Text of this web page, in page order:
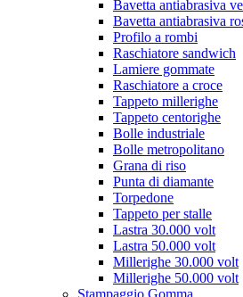
Bavetta antiabrasiva
Bavetta antiabrasiva
Profilo a rombi
Raschiatore sandwich
Lamiere gommate
Raschiatore a croce
Tappeto millerighe
Tappeto centorighe
Bolle industriale
Bolle metropolitano
Grana di riso
Punta di diamante
Torpedone
Tappeto per stalle
Lastra 30.000 volt
Lastra 50.000 volt
Millerighe 30.000 volt
Millerighe 50.000 volt
Stampaggio Gomma